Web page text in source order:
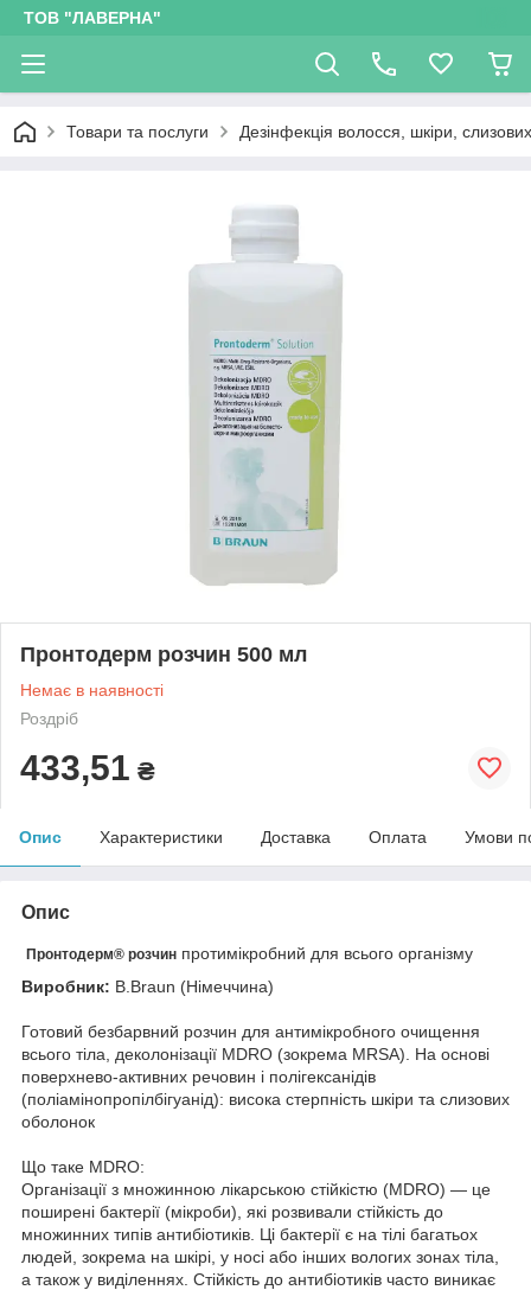
ТОВ "ЛАВЕРНА"
Товари та послуги Дезінфекція волосся, шкіри,
Пронтодерм розчин 500 мл
Немає в наявності
Роздріб
433,51 ₴
Опис Характеристики Доставка Оплата Умови
Опис
Пронтодерм® розчин протимікробний для всього організму
Виробник: B.Braun (Німеччина)
Готовий безбарвний розчин для антимікробного очищення
всього тіла, деколонізації MDRO (зокрема MRSA). На основі
поверхнево-активних речовин і полігексанідів
(поліамінопропілбігуанід): висока стерпність шкіри та слизових
оболонок
Що таке MDRO:
Організації з множинною лікарською стійкістю (MDRO) — це
поширені бактерії (мікроби), які розвивали стійкість до
множинних типів антибіотиків. Ці бактерії є на тілі багатьох
людей, зокрема на шкірі, у носі або інших вологих зонах тіла,
а також у виділеннях. Стійкість до антибіотиків часто виникає